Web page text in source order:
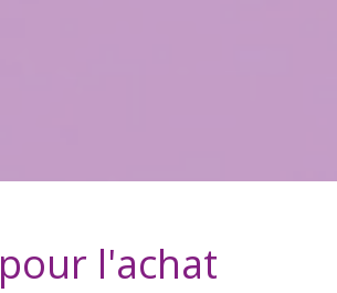
pour l'achat